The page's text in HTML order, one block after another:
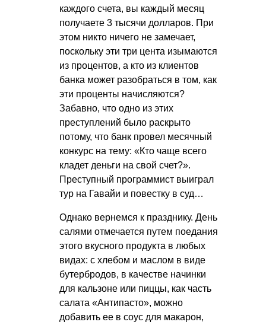
каждого счета, вы каждый месяц
получаете 3 тысячи долларов. При
этом никто ничего не замечает,
поскольку эти три цента изымаются
из процентов, а кто из клиентов
банка может разобраться в том, как
эти проценты начисляются?
Забавно, что одно из этих
преступлений было раскрыто
потому, что банк провел месячный
конкурс на тему: «Кто чаще всего
кладет деньги на свой счет?».
Преступный программист выиграл
тур на Гавайи и повестку в суд…
Однако вернемся к празднику. День
салями отмечается путем поедания
этого вкусного продукта в любых
видах: с хлебом и маслом в виде
бутербродов, в качестве начинки
для кальзоне или пиццы, как часть
салата «Антипасто», можно
добавить ее в соус для макарон,